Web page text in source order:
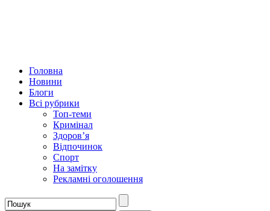
Головна
Новини
Блоги
Всі рубрики
Топ-теми
Кримінал
Здоров’я
Відпочинок
Спорт
На замітку
Рекламні оголошення